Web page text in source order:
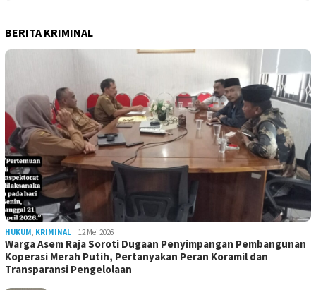
BERITA KRIMINAL
HUKUM, KRIMINAL 12 Mei 2026
Warga Asem Raja Soroti Dugaan Penyimpangan Pembangunan
Koperasi Merah Putih, Pertanyakan Peran Koramil dan
Transparansi Pengelolaan